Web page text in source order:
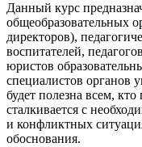
Данный курс
общеобразовательных
директоров),
воспитателей,
юристов
специалистов органов
будет полезна всем,
сталкивается с
и конфликтных
обоснования.